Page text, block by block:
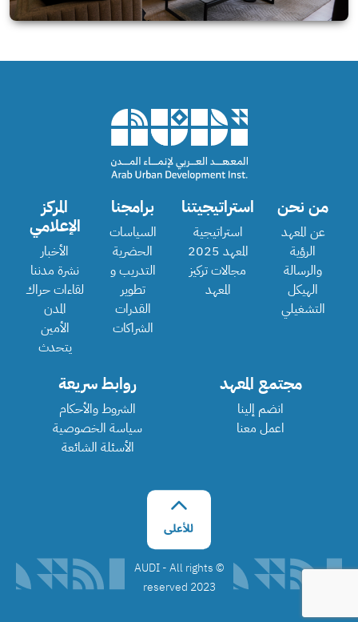
من نحن
عن المعهد
الرؤية
والرسالة
الهيكل
التشغيلي
استراتيجيتنا
استراتيجية
المعهد 2025
مجالات تركيز
المعهد
برامجنا
السياسات
الحضرية
التدريب و
تطوير
القدرات
الشراكات
المركز
الإعلامي
الأخبار
نشرة مدننا
لقاءات حراك
المدن
الأمين
يتحدث
مجتمع المعهد
انضم إلينا
اعمل معنا
روابط سريعة
الشروط والأحكام
سياسة الخصوصية
الأسئلة الشائعة
©️ AUDI - All rights
reserved 2023